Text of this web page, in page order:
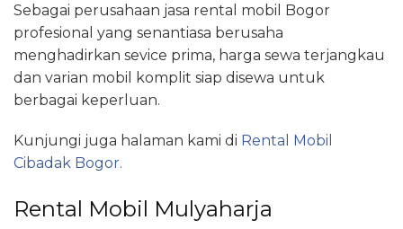
Sebagai perusahaan jasa rental mobil Bogor
profesional yang senantiasa berusaha
menghadirkan sevice prima, harga sewa terjangkau
dan varian mobil komplit siap disewa untuk
berbagai keperluan.
Kunjungi juga halaman kami di Rental Mobil
Cibadak Bogor.
Rental Mobil Mulyaharja